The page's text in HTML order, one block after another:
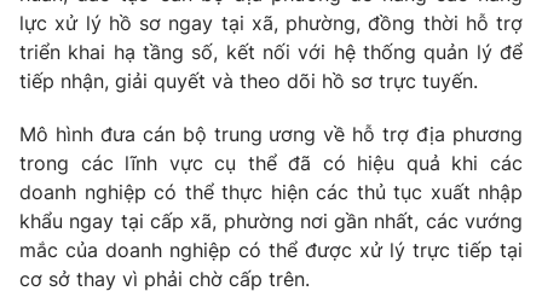
Cơ quan chủ quản:Đài Truyền hình Việt Nam
Cơ quan báo chí:Thời báo VTV
Giấy phép hoạt động báo in và báo điện tử số 483/GP-BTTTT
cấp ngày 29/12/2023
Tổng Biên tập:
Vũ Thanh Thủy
Phó Tổng Biên tập: Nguyễn Thị Mỹ Hạnh, Phạm Quốc Thắng,
Nguyễn Trọng Ninh
Tổng đài VTV:024.38 355 931 - 024.38 355 932
lực xử lý hồ sơ ngay tại xã, phường, đồng thời hỗ trợ
triển khai hạ tầng số, kết nối với hệ thống quản lý để
tiếp nhận, giải quyết và theo dõi hồ sơ trực tuyến.
Mô hình đưa cán bộ trung ương về hỗ trợ địa phương
trong các lĩnh vực cụ thể đã có hiệu quả khi các
doanh nghiệp có thể thực hiện các thủ tục xuất nhập
khẩu ngay tại cấp xã, phường nơi gần nhất, các vướng
mắc của doanh nghiệp có thể được xử lý trực tiếp tại
cơ sở thay vì phải chờ cấp trên.